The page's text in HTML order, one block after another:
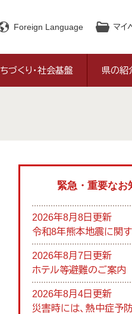
Foreign Language マイ
づくり・社会基盤 県の紹
緊急・重要なお
2026年8月8日更新
令和8年熊本地震に関
2026年8月7日更新
ホテル等避難のご案内
2026年8月4日更新
災害時には、熱中症予防